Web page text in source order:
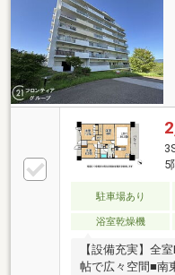
5
駐車場あり
浴室乾燥機
【設備充実】全
帖で広々空間■南